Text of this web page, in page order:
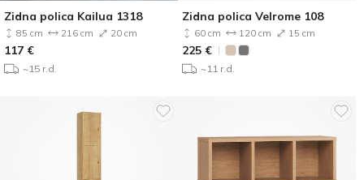
Zidna polica Kailua 1318
85 cm 216 cm 20 cm
117 €
~15 r.d.
Zidna polica Velrome 108
60 cm 120 cm 15 cm
225 €
~11 r.d.